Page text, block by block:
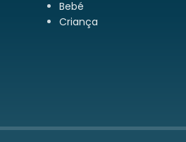
Bebé
Criança